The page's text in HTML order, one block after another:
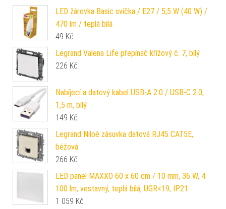
LED žárovka Basic svíčka / E27 / 5,5 W (40 W) /
470 lm / teplá bílá
49 Kč
Legrand Valena Life přepínač křížový č. 7, bílý
226 Kč
Nabíjecí a datový kabel USB-A 2.0 / USB-C 2.0,
1,5 m, bílý
149 Kč
Legrand Niloé zásuvka datová RJ45 CAT5E,
béžová
266 Kč
LED panel MAXXO 60 x 60 cm / 10 mm, 36 W, 4
100 lm, vestavný, teplá bílá, UGR<19, IP21
1 059 Kč